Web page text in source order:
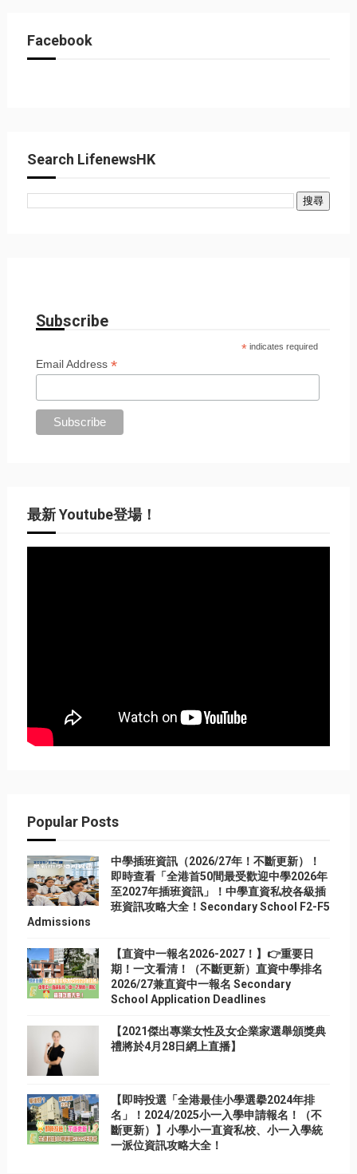
Facebook
Search LifenewsHK
Subscribe
* indicates required
Email Address*
最新 Youtube登場！
Popular Posts
中學插班資訊（2026/27年！不斷更新）！
即時查看「全港首50間最受歡迎中學2026年
至2027年插班資訊」！中學直資私校各級插
班資訊攻略大全！Secondary School F2-F5
Admissions
【直資中一報名2026-2027！】👉重要日
期！一文看清！（不斷更新）直資中學排名
2026/27兼直資中一報名 Secondary
School Application Deadlines
【2021傑出專業女性及女企業家選舉頒獎典
禮將於4月28日網上直播】
【即時投選「全港最佳小學選擧2024年排
名」！2024/2025小一入學申請報名！（不
斷更新）】小學小一直資私校、小一入學統
一派位資訊攻略大全！